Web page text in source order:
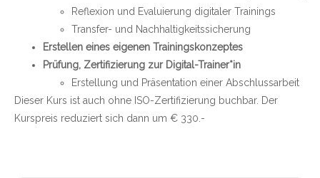
Reflexion und Evaluierung digitaler Trainings
Transfer- und Nachhaltigkeitssicherung
Erstellen eines eigenen Trainingskonzeptes
Prüfung, Zertifizierung zur Digital-Trainer*in
Erstellung und Präsentation einer Abschlussarbeit
Dieser Kurs ist auch ohne ISO-Zertifizierung buchbar. Der
Kurspreis reduziert sich dann um € 330.-